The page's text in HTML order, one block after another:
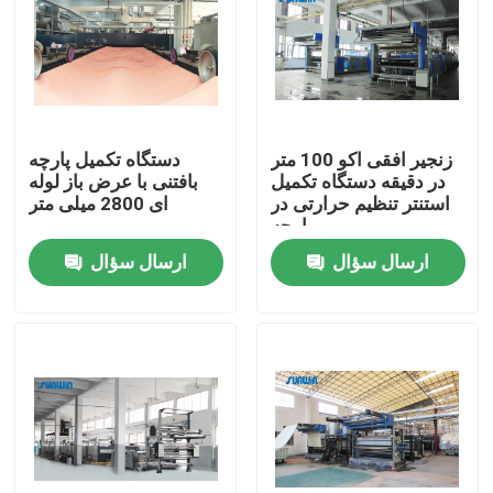
محصولات
دستگاه استنتر هوای گرم
دستگاه استنتر فابریک
دستگاه تنظیم حرارت پارچه
ماشین تکمیل نساجی
دستگاه تکمیل پارچه
بافتنی با عرض باز لوله
ای 2800 میلی متر
ارسال سؤال
زنجیر افقی اکو 100 متر
در دقیقه دستگاه تکمیل
استنتر تنظیم حرارتی در
پارچه
ارسال سؤال